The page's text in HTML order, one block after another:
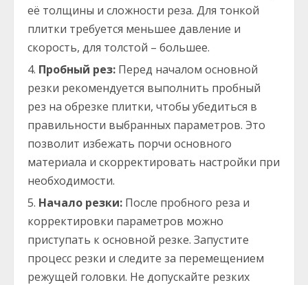
её толщины и сложности реза. Для тонкой
плитки требуется меньшее давление и
скорость, для толстой – большее.
Пробный рез: Перед началом основной
резки рекомендуется выполнить пробный
рез на обрезке плитки, чтобы убедиться в
правильности выбранных параметров. Это
позволит избежать порчи основного
материала и скорректировать настройки при
необходимости.
Начало резки: После пробного реза и
корректировки параметров можно
приступать к основной резке. Запустите
процесс резки и следите за перемещением
режущей головки. Не допускайте резких